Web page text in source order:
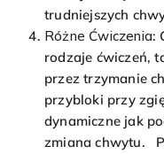
trudniejszych
Różne Ćwiczenia:
rodzaje ćwiczeń,
przez trzymanie
przybloki przy
dynamiczne jak
zmiana chwytu.